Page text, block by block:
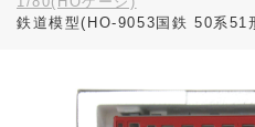
鉄道模型(HO-9053国鉄 50系51